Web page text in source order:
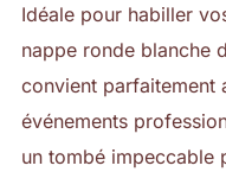
Idéale pour habiller
nappe ronde blanche
convient parfaitement
événements
un tombé impeccable